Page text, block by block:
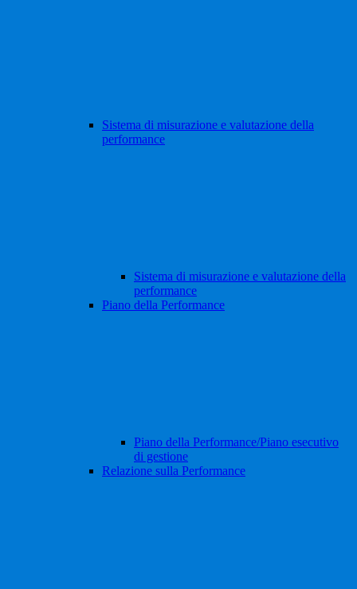
Sistema di misurazione e valutazione della
performance
Sistema di misurazione e valutazione della
performance
Piano della Performance
Piano della Performance/Piano esecutivo
di gestione
Relazione sulla Performance